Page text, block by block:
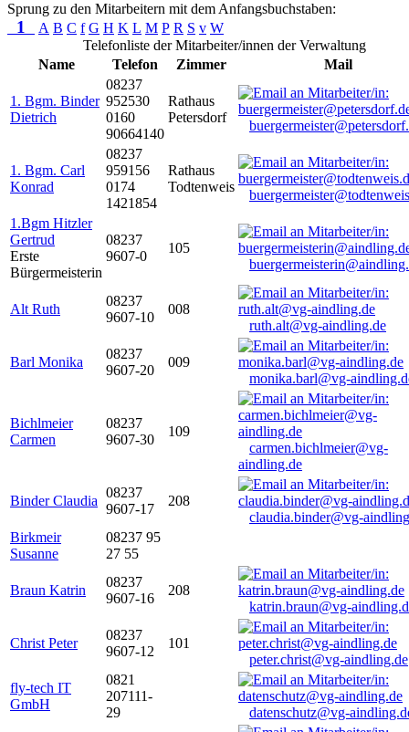
Sprung zu den Mitarbeitern mit dem Anfangsbuchstaben:
1 A B C f G H K L M P R S v W
Telefonliste der Mitarbeiter/innen der Verwaltung
Name
Telefon Zimmer Mail
1. Bgm. Binder
Dietrich
08237
952530
0160
90664140
Rathaus
Petersdorf
1. Bgm. Carl
Konrad
08237
959156
0174
1421854
Rathaus
Todtenweis
1.Bgm Hitzler
Gertrud
Erste
Bürgermeisterin
08237
9607-0
105
Alt Ruth
08237
9607-10
008
ruth.alt@vg-aindling.de
Barl Monika
08237
9607-20
009
monika.barl@vg-
Bichlmeier
Carmen
08237
9607-30
109
carmen.bichlmeier@vg-
aindling.de
Binder Claudia
08237
9607-17
208
claudia.binder@vg-
Birkmeir
Susanne
08237 95
27 55
Braun Katrin
08237
9607-16
208
katrin.braun@vg-
Christ Peter
08237
9607-12
101
peter.christ@vg-aindling.de
fly-tech IT
GmbH
0821
207111-
29
datenschutz@vg-